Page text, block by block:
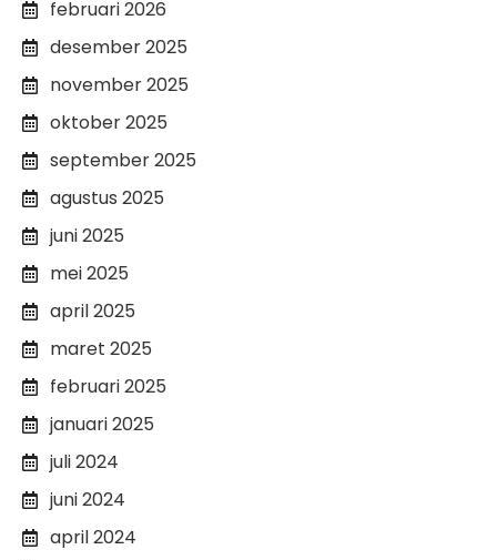
februari 2026
desember 2025
november 2025
oktober 2025
september 2025
agustus 2025
juni 2025
mei 2025
april 2025
maret 2025
februari 2025
januari 2025
juli 2024
juni 2024
april 2024